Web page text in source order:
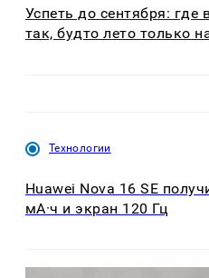
Успеть до сентября: где
так, будто лето только
Технологии
Huawei Nova 16 SE
мА·ч и экран 120 Гц